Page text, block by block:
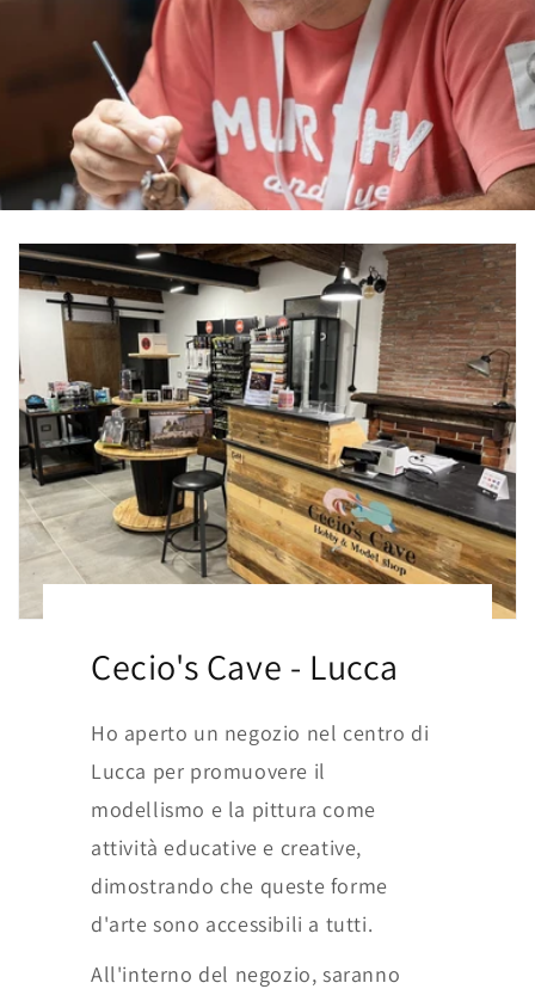
Cecio's Cave - Lucca
Ho aperto un negozio nel centro di
Lucca per promuovere il
modellismo e la pittura come
attività educative e creative,
dimostrando che queste forme
d'arte sono accessibili a tutti.
All'interno del negozio, saranno